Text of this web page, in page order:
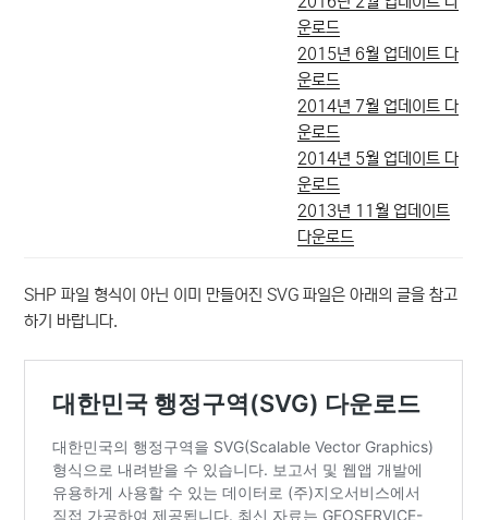
운로드
2015년 6월 업데이트 다
운로드
2014년 7월 업데이트 다
운로드
2014년 5월 업데이트 다
운로드
2013년 11월 업데이트
다운로드
SHP 파일 형식이 아닌 이미 만들어진 SVG 파일은 아래의 글을 참고
하기 바랍니다.